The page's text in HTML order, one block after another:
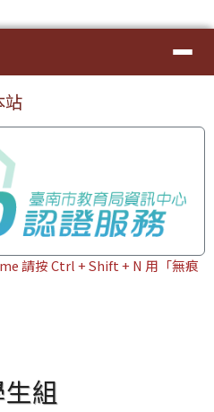
站
請按 Ctrl + Shift + N 用「無痕
組